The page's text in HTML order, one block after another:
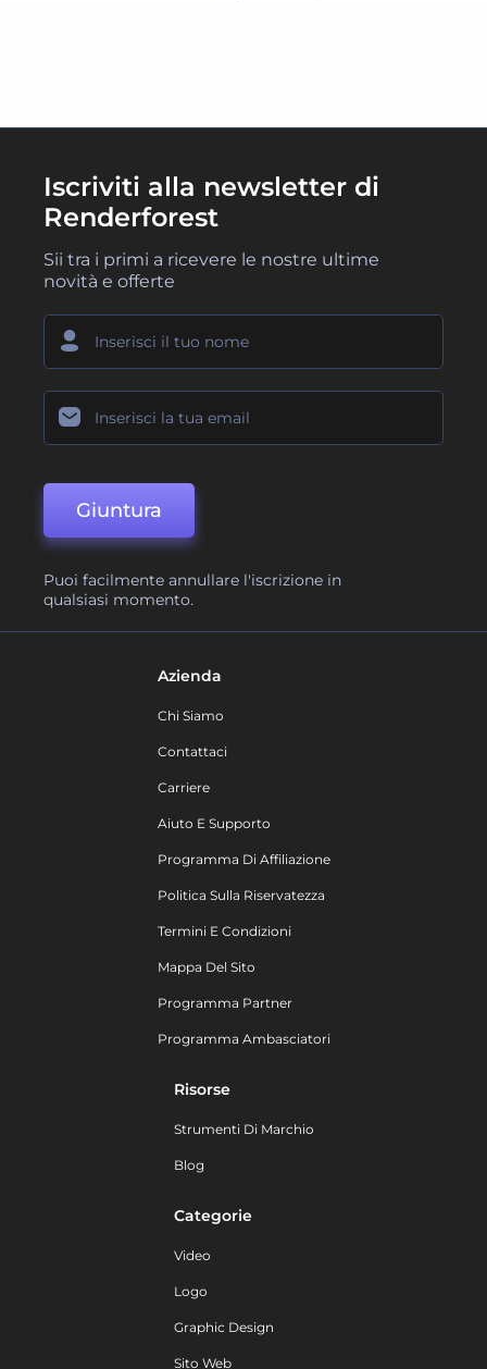
Iscriviti alla newsletter di
Renderforest
Sii tra i primi a ricevere le nostre ultime
novità e offerte
Giuntura
Puoi facilmente annullare l'iscrizione in
qualsiasi momento.
Azienda
Chi Siamo
Contattaci
Carriere
Aiuto E Supporto
Programma Di Affiliazione
Politica Sulla Riservatezza
Termini E Condizioni
Mappa Del Sito
Programma Partner
Programma Ambasciatori
Risorse
Strumenti Di Marchio
Blog
Categorie
Video
Logo
Graphic Design
Sito Web